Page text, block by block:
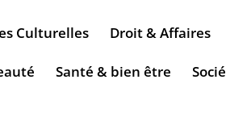
Culturelles Droit & Affaires
Santé & bien être